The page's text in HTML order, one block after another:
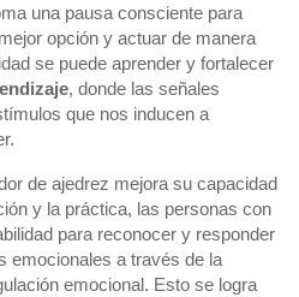
una pausa consciente para
opción y actuar de manera
se puede aprender y fortalecer
, donde las señales
que nos inducen a
de ajedrez mejora su capacidad
y la práctica, las personas con
para reconocer y responder
emocionales a través de la
emocional. Esto se logra